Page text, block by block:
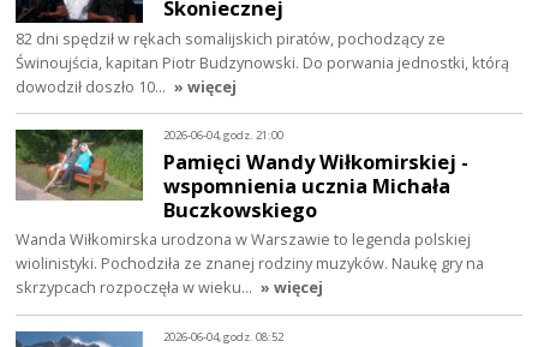
Skoniecznej
82 dni spędził w rękach somalijskich piratów, pochodzący ze
Świnoujścia, kapitan Piotr Budzynowski. Do porwania jednostki, którą
dowodził doszło 10… » więcej
2026-06-04, godz. 21:00
Pamięci Wandy Wiłkomirskiej -
wspomnienia ucznia Michała
Buczkowskiego
Wanda Wiłkomirska urodzona w Warszawie to legenda polskiej
wiolinistyki. Pochodziła ze znanej rodziny muzyków. Naukę gry na
skrzypcach rozpoczęła w wieku… » więcej
2026-06-04, godz. 08:52